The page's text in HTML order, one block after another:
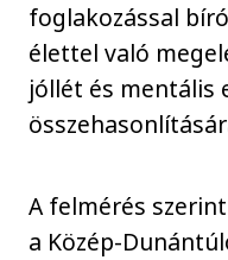
foglakozással
élettel való
jóllét és mentális
A felmérés
a Közép-